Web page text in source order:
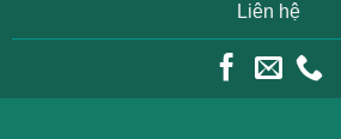
Liên hệ